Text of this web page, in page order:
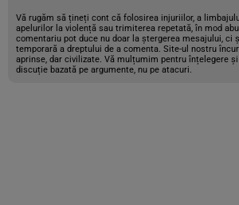
Vă rugăm să țineți cont că folosirea injuriilor, a
apelurilor la violență sau trimiterea repetată, în mod
comentariu pot duce nu doar la ștergerea mesajului, ci
temporară a dreptului de a comenta. Site-ul nostru
aprinse, dar civilizate. Vă mulțumim pentru înțelegere
discuție bazată pe argumente, nu pe atacuri.